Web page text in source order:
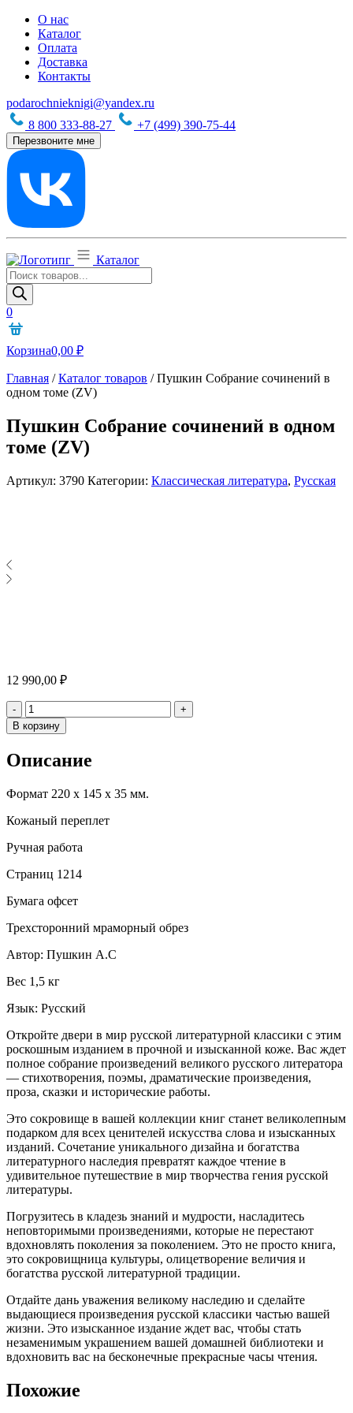
О нас
Каталог
Оплата
Доставка
Контакты
podarochnieknigi@yandex.ru
8 800 333-88-27
+7 (499) 390-75-44
Перезвоните мне
Каталог
Поиск
товаров
0
Корзина0,00 ₽
Главная /Каталог товаров /Пушкин Собрание сочинений в
одном томе (ZV)
Пушкин Собрание сочинений в одном
томе (ZV)
Артикул: 3790 Категории: Классическая литература, Русская
12 990,00 ₽
- Количество
+
В корзину
Описание
Формат 220 х 145 х 35 мм.
Кожаный переплет
Ручная работа
Страниц 1214
Бумага офсет
Трехсторонний мраморный обрез
Автор: Пушкин А.С
Вес 1,5 кг
Язык: Русский
Откройте двери в мир русской литературной классики с этим
роскошным изданием в прочной и изысканной коже. Вас ждет
полное собрание произведений великого русского литератора
— стихотворения, поэмы, драматические произведения,
проза, сказки и исторические работы.
Это сокровище в вашей коллекции книг станет великолепным
подарком для всех ценителей искусства слова и изысканных
изданий. Сочетание уникального дизайна и богатства
литературного наследия превратят каждое чтение в
удивительное путешествие в мир творчества гения русской
литературы.
Погрузитесь в кладезь знаний и мудрости, насладитесь
неповторимыми произведениями, которые не перестают
вдохновлять поколения за поколением. Это не просто книга,
это сокровищница культуры, олицетворение величия и
богатства русской литературной традиции.
Отдайте дань уважения великому наследию и сделайте
выдающиеся произведения русской классики частью вашей
жизни. Это изысканное издание ждет вас, чтобы стать
незаменимым украшением вашей домашней библиотеки и
вдохновить вас на бесконечные прекрасные часы чтения.
Похожие